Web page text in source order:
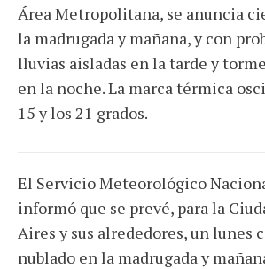
Área Metropolitana, se anuncia
la madrugada y mañana, y con
lluvias aisladas en la tarde y
en la noche. La marca térmica
15 y los 21 grados.
El Servicio Meteorológico
informó que se prevé, para la
Aires y sus alrededores, un lunes
nublado en la madrugada y